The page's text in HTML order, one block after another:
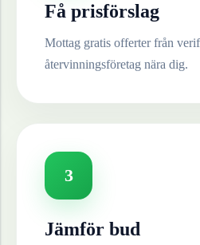
Få prisförslag
Mottag gratis offerter från
återvinningsföretag nära dig.
3
Jämför bud